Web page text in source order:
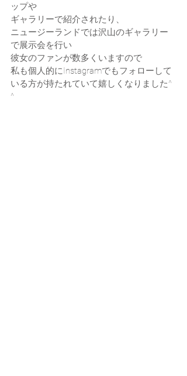
ップや
ギャラリーで紹介されたり、
ニュージーランドでは沢山のギャラリー
で展示会を行い
彼女のファンが数多くいますので
私も個人的にInstagramでもフォローして
いる方が持たれていて嬉しくなりました^
^